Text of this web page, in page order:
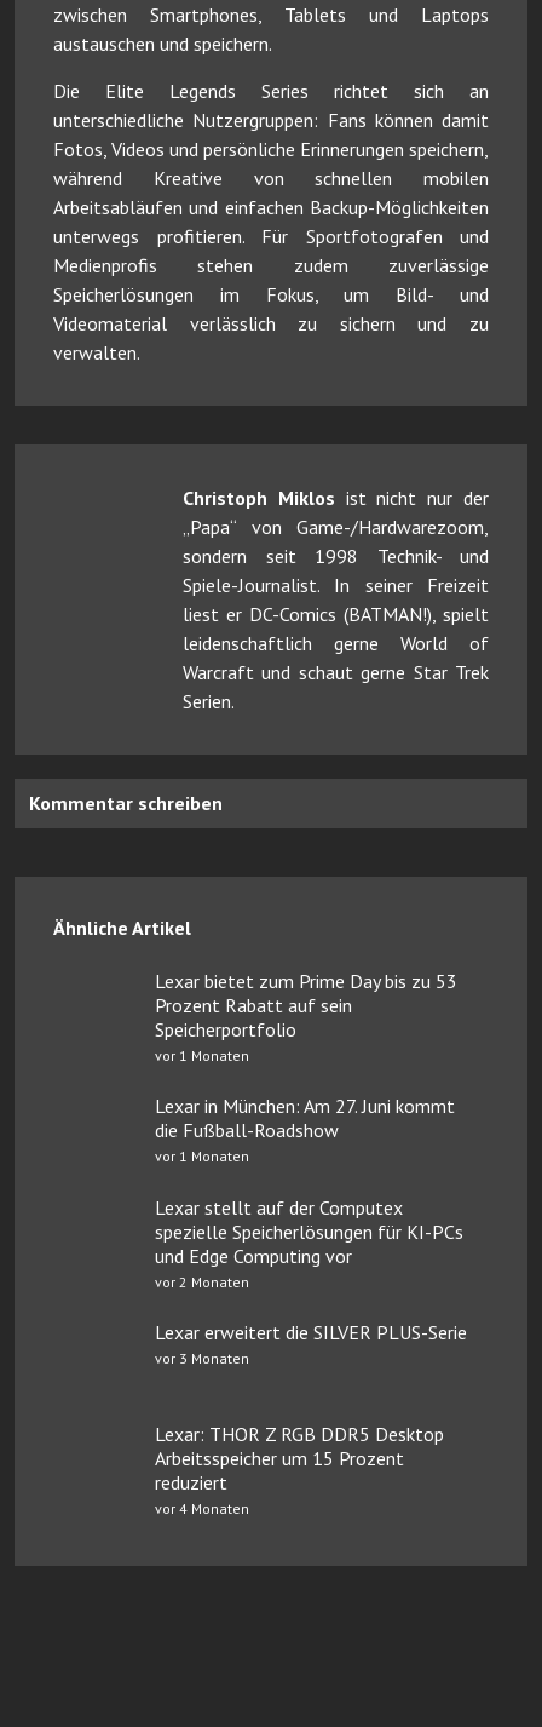
zwischen Smartphones, Tablets und Laptops
austauschen und speichern.
Die Elite Legends Series richtet sich an
unterschiedliche Nutzergruppen: Fans können damit
Fotos, Videos und persönliche Erinnerungen speichern,
während Kreative von schnellen mobilen
Arbeitsabläufen und einfachen Backup-Möglichkeiten
unterwegs profitieren. Für Sportfotografen und
Medienprofis stehen zudem zuverlässige
Speicherlösungen im Fokus, um Bild- und
Videomaterial verlässlich zu sichern und zu
verwalten.
Christoph Miklos ist nicht nur der
„Papa“ von Game-/Hardwarezoom,
sondern seit 1998 Technik- und
Spiele-Journalist. In seiner Freizeit
liest er DC-Comics (BATMAN!), spielt
leidenschaftlich gerne World of
Warcraft und schaut gerne Star Trek
Serien.
Kommentar schreiben
Ähnliche Artikel
Lexar bietet zum Prime Day bis zu 53
Prozent Rabatt auf sein
Speicherportfolio
vor 1 Monaten
Lexar in München: Am 27. Juni kommt
die Fußball-Roadshow
vor 1 Monaten
Lexar stellt auf der Computex
spezielle Speicherlösungen für KI-PCs
und Edge Computing vor
vor 2 Monaten
Lexar erweitert die SILVER PLUS-Serie
vor 3 Monaten
Lexar: THOR Z RGB DDR5 Desktop
Arbeitsspeicher um 15 Prozent
reduziert
vor 4 Monaten